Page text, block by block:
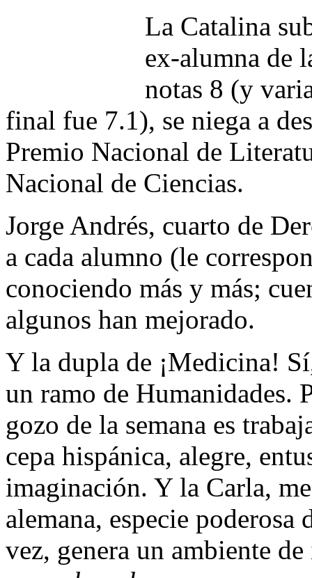
La Catalina
ex-alumna de
notas 8 (y
final fue 7.1), se niega a
Premio Nacional de
Nacional de Ciencias.
Jorge Andrés, cuarto de
a cada alumno (le
conociendo más y más;
algunos han mejorado.
Y la dupla de ¡Medicina!
un ramo de Humanidades.
gozo de la semana es
cepa hispánica, alegre,
imaginación. Y la Carla,
alemana, especie
vez, genera un ambiente